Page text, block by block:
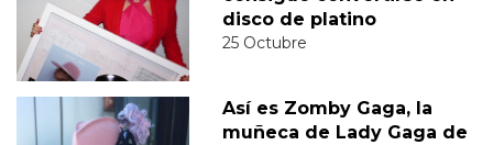
disco de platino
25 Octubre
Así es Zomby Gaga, la
muñeca de Lady Gaga de